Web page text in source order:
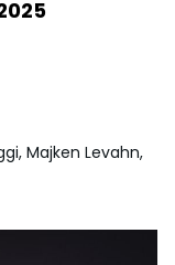
Majken Levahn,